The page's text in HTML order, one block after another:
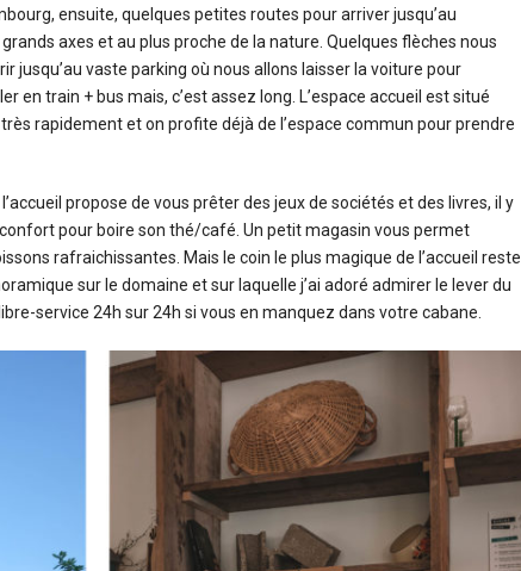
ensuite, quelques petites routes pour arriver jusqu’au
axes et au plus proche de la nature. Quelques flèches nous
jusqu’au vaste parking où nous allons laisser la voiture pour
en train + bus mais, c’est assez long. L’espace accueil est situé
rapidement et on profite déjà de l’espace commun pour prendre
propose de vous prêter des jeux de sociétés et des livres, il y
pour boire son thé/café. Un petit magasin vous permet
rafraichissantes. Mais le coin le plus magique de l’accueil reste
sur le domaine et sur laquelle j’ai adoré admirer le lever du
service 24h sur 24h si vous en manquez dans votre cabane.